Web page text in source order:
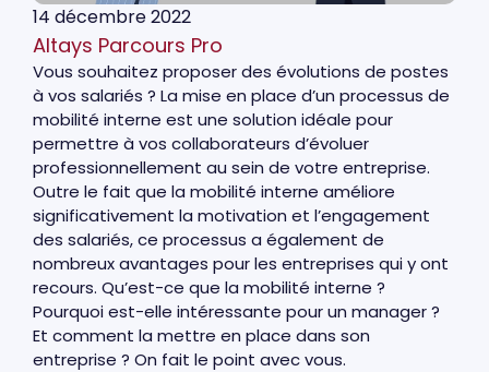
14 décembre 2022
Altays Parcours Pro
Vous souhaitez proposer des évolutions de postes
à vos salariés ? La mise en place d’un processus de
mobilité interne est une solution idéale pour
permettre à vos collaborateurs d’évoluer
professionnellement au sein de votre entreprise.
Outre le fait que la mobilité interne améliore
significativement la motivation et l’engagement
des salariés, ce processus a également de
nombreux avantages pour les entreprises qui y ont
recours. Qu’est-ce que la mobilité interne ?
Pourquoi est-elle intéressante pour un manager ?
Et comment la mettre en place dans son
entreprise ? On fait le point avec vous.